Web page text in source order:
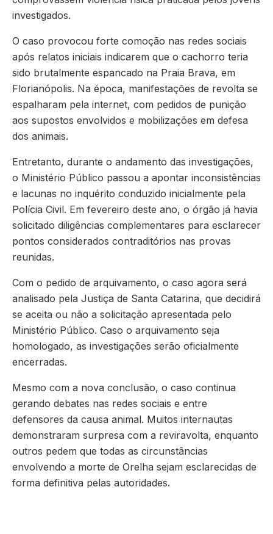
investigados.
O caso provocou forte comoção nas redes sociais
após relatos iniciais indicarem que o cachorro teria
sido brutalmente espancado na Praia Brava, em
Florianópolis. Na época, manifestações de revolta se
espalharam pela internet, com pedidos de punição
aos supostos envolvidos e mobilizações em defesa
dos animais.
Entretanto, durante o andamento das investigações,
o Ministério Público passou a apontar inconsistências
e lacunas no inquérito conduzido inicialmente pela
Polícia Civil. Em fevereiro deste ano, o órgão já havia
solicitado diligências complementares para esclarecer
pontos considerados contraditórios nas provas
reunidas.
Com o pedido de arquivamento, o caso agora será
analisado pela Justiça de Santa Catarina, que decidirá
se aceita ou não a solicitação apresentada pelo
Ministério Público. Caso o arquivamento seja
homologado, as investigações serão oficialmente
encerradas.
Mesmo com a nova conclusão, o caso continua
gerando debates nas redes sociais e entre
defensores da causa animal. Muitos internautas
demonstraram surpresa com a reviravolta, enquanto
outros pedem que todas as circunstâncias
envolvendo a morte de Orelha sejam esclarecidas de
forma definitiva pelas autoridades.